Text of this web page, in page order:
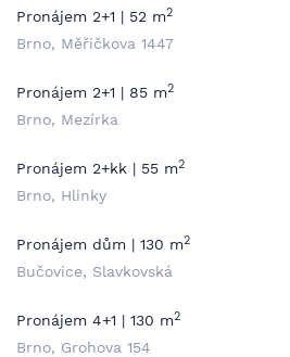
Pronájem 2+1 | 52 m2
Brno, Měřičkova 1447
Pronájem 2+1 | 85 m2
Brno, Mezírka
Pronájem 2+kk | 55 m2
Brno, Hlinky
Pronájem dům | 130 m2
Bučovice, Slavkovská
Pronájem 4+1 | 130 m2
Brno, Grohova 154